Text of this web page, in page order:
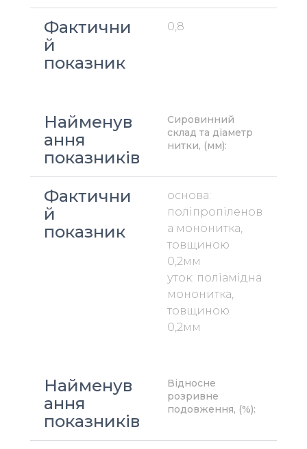
Фактични
й
показник
0,8
Найменув
ання
показників
Сировинний
склад та діаметр
нитки, (мм):
Фактични
й
показник
основа:
поліпропіленов
а мононитка,
товщиною
0,2мм
уток: поліамідна
мононитка,
товщиною
0,2мм
Найменув
ання
показників
Відносне
розривне
подовження, (%):